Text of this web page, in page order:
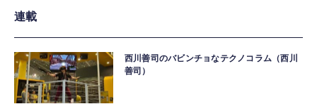
連載
西川善司のバビンチョなテクノコラム（西川
善司）